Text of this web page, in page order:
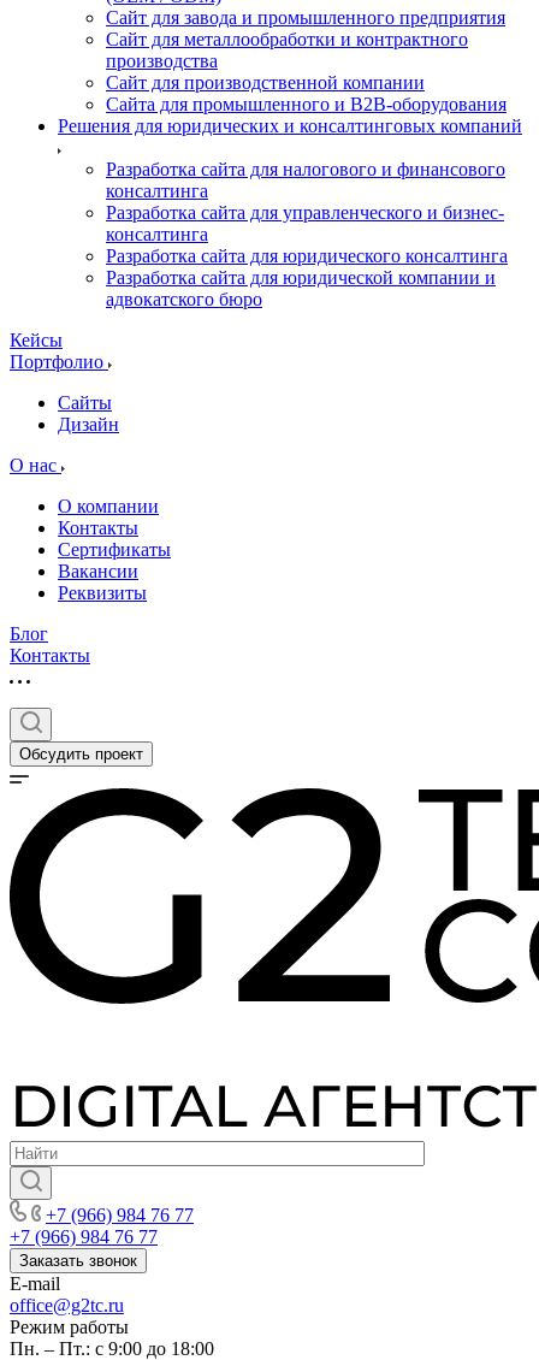
Сайт для завода и промышленного предприятия
Сайт для металлообработки и контрактного
производства
Сайт для производственной компании
Сайта для промышленного и B2B-оборудования
Решения для юридических и консалтинговых компаний
Разработка сайта для налогового и финансового
консалтинга
Разработка сайта для управленческого и бизнес-
консалтинга
Разработка сайта для юридического консалтинга
Разработка сайта для юридической компании и
адвокатского бюро
Кейсы
Портфолио
Сайты
Дизайн
О нас
О компании
Контакты
Сертификаты
Вакансии
Реквизиты
Блог
Контакты
Обсудить проект
+7 (966) 984 76 77
+7 (966) 984 76 77
Заказать звонок
E-mail
office@g2tc.ru
Режим работы
Пн. – Пт.: с 9:00 до 18:00